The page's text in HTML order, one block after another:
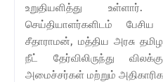
உறுதியளித்து
செய்தியாளர்களிடம்
சீதாராமன், மத்திய அரசு
நீட் தேர்விலிருந்து
அமைச்சர்கள் மற்றும்